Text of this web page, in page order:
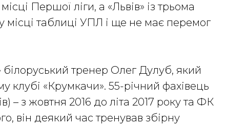
Першої ліги, а «Львів» із трьома
місці таблиці УПЛ і ще не має перемог
тренер Олег Дулуб, який
клубі «Крумкачи». 55-річний фахівець
– з жовтня 2016 до літа 2017 року та ФК
він деякий час тренував збірну